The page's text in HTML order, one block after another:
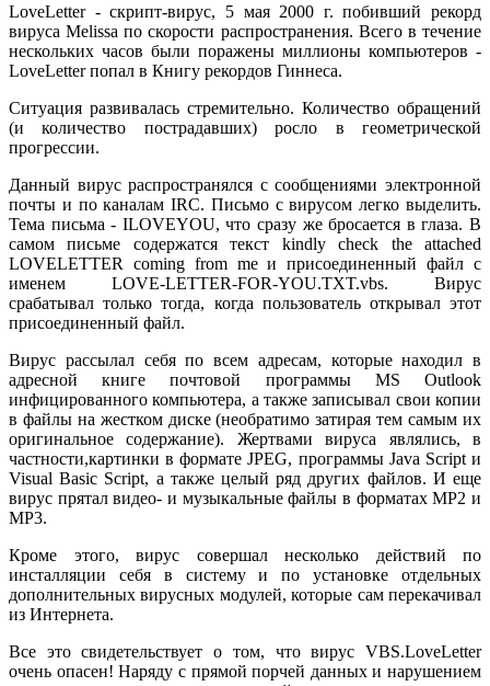
LoveLetter - скрипт-вирус, 5 мая 2000 г. побивший рекорд
вируса Melissa по скорости распространения. Всего в течение
нескольких часов были поражены миллионы компьютеров -
LoveLetter попал в Книгу рекордов Гиннеса.
Ситуация развивалась стремительно. Количество обращений
(и количество пострадавших) росло в геометрической
прогрессии.
Данный вирус распространялся с сообщениями электронной
почты и по каналам IRC. Письмо с вирусом легко выделить.
Тема письма - ILOVEYOU, что сразу же бросается в глаза. В
самом письме содержатся текст kindly check the attached
LOVELETTER coming from me и присоединенный файл с
именем LOVE-LETTER-FOR-YOU.TXT.vbs. Вирус
срабатывал только тогда, когда пользователь открывал этот
присоединенный файл.
Вирус рассылал себя по всем адресам, которые находил в
адресной книге почтовой программы MS Outlook
инфицированного компьютера, а также записывал свои копии
в файлы на жестком диске (необратимо затирая тем самым их
оригинальное содержание). Жертвами вируса являлись, в
частности,картинки в формате JPEG, программы Java Script и
Visual Basic Script, а также целый ряд других файлов. И еще
вирус прятал видео- и музыкальные файлы в форматах MP2 и
MP3.
Кроме этого, вирус совершал несколько действий по
инсталляции себя в систему и по установке отдельных
дополнительных вирусных модулей, которые сам перекачивал
из Интернета.
Все это свидетельствует о том, что вирус VBS.LoveLetter
очень опасен! Наряду с прямой порчей данных и нарушением